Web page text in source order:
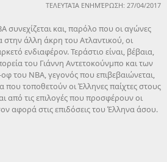
ΤΕΛΕΥΤΑΊΑ ΕΝΗΜΈΡΩΣΗ: 27/04/2017
συνεχίζεται και, παρόλο που οι αγώνες
στην άλλη άκρη του Ατλαντικού, οι
ενδιαφέρον. Τεράστιο είναι, βέβαια,
του Γιάννη Αντετοκούνμπο και των
του NBA, γεγονός που επιβεβαιώνεται,
που τοποθετούν οι Έλληνες παίχτες στους
από τις επιλογές που προσφέρουν οι
αφορά στις επιδόσεις του Έλληνα άσου.